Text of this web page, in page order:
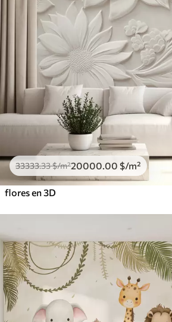
33333.33$/m²20000 .00 $/m²
flores en 3D